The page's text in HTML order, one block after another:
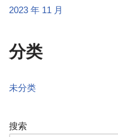
2023 年 11 月
分类
未分类
搜索